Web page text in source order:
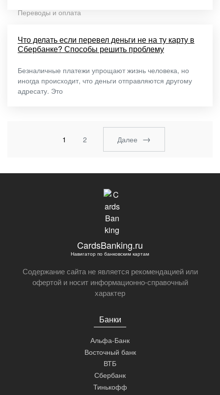
Переводы и оплата
Что делать если перевел деньги не на ту карту в
Сбербанке? Способы решить проблему
Безналичные платежи упрощают жизнь человека, но
иногда происходит, что деньги отправляются другому
адресату. Это
Навигация
по
записям
1 2 Далее
CardsBanking.ru
Навигатор по банковским картам
Содержание сайта не является рекомендацией или
офертой и носит информационно-справочный
характер
Банки
Альфа-Банк
Восточный банк
ВТБ
Сбербанк
Тинькофф